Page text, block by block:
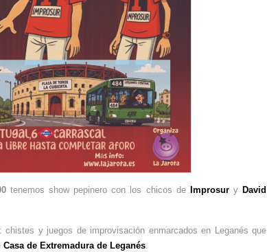
tenemos show pepinero con los chicos de Improsury David
: chistes y juegos de improvisación enmarcados en Leganés que
Casa de Extremadura de Leganés